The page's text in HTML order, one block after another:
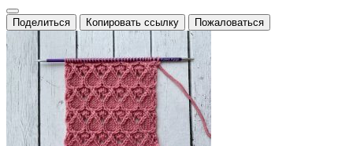
Поделиться Копировать ссылку Пожаловаться